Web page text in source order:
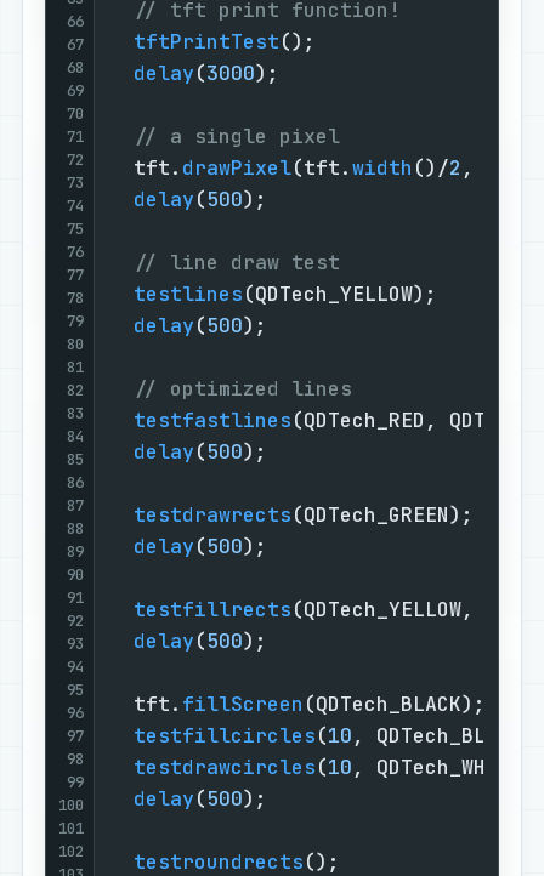
66
67
68
69
70
71
72
73
74
75
76
77
78
79
80
81
82
83
84
85
86
87
88
89
90
91
92
93
94
95
96
97
98
99
100
101
102
// tft print function!
tftPrintTest();
delay(3000);
// a single pixel
  tft.
drawPixel(tft.width ()/2 , tft.
delay(500);
// line draw test
testlines(QDTech_YELLOW);
delay(500);
// optimized lines
testfastlines(QDTech_RED,
delay(500);
testdrawrects(QDTech_GREEN);
delay(500);
testfillrects(QDTech_YELLOW,
delay(500);
  tft.
fillScreen (QDTech_BLACK);
testfillcircles(10, QDTech_BLUE);
testdrawcircles(10,
delay(500);
testroundrects();